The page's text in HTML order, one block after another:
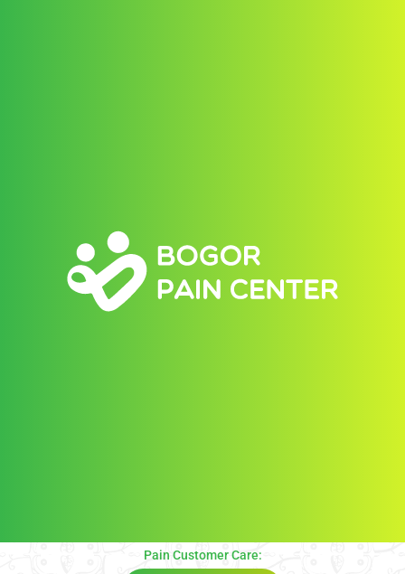
Pain Customer Care: